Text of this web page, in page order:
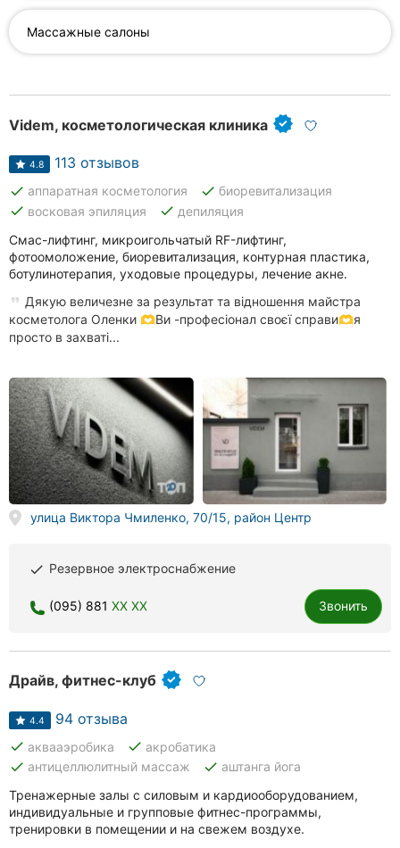
Житомир
Одесса
Харьков
Запорожье
Днепр
Львов
Кривой
Рог
Николаев
Херсон
Ивано-
Франковск
Луцк
Ужгород
Массажные салоны
Videm, косметологическая клиника
4.8 113 отзывов
done аппаратная косметология done биоревитализация
done восковая эпиляция done депиляция
Смас-лифтинг, микроигольчатый RF-лифтинг,
фотоомоложение, биоревитализация, контурная пластика,
ботулинотерапия, уходовые процедуры, лечение акне.
Дякую величезне за результат та відношення майстра
косметолога Оленки 🫶Ви -професіонал своєї справи🫶я
просто в захваті...
улица Виктора Чмиленко, 70/15, район Центр
done Резервное электроснабжение
(095) 881 XX XX Звонить
Драйв, фитнес-клуб
4.4 94 отзыва
done аквааэробика done акробатика
done антицеллюлитный массаж done аштанга йога
Тренажерные залы с силовым и кардиооборудованием,
индивидуальные и групповые фитнес-программы,
тренировки в помещении и на свежем воздухе.